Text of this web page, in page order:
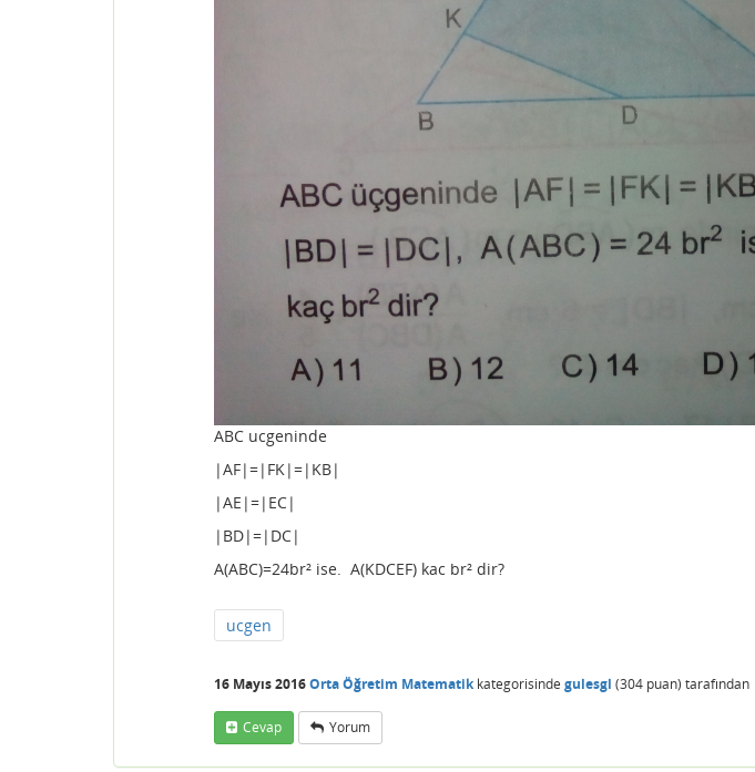
ABC ucgeninde
|AF|=|FK|=|KB|
|AE|=|EC|
|BD|=|DC|
A(ABC)=24br² ise. A(KDCEF) kac br² dir?
ucgen
16 Mayıs 2016Orta Öğretim Matematikkategorisinde gulesgl (304 puan) tarafından
Cevap Yorum